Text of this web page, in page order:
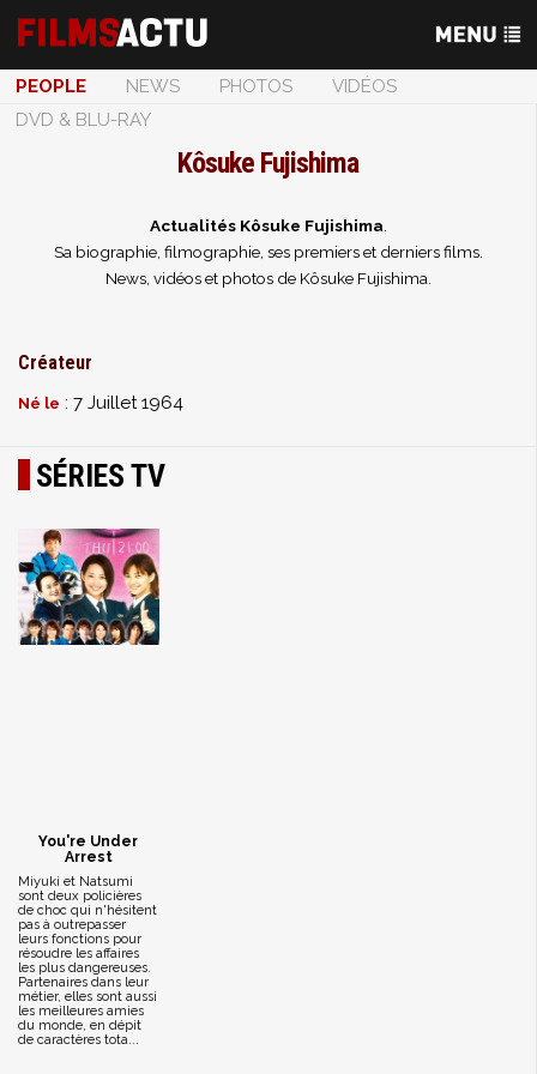
PEOPLE NEWS PHOTOS
VIDÉOS
DVD & BLU-RAY
Kôsuke Fujishima
Actualités Kôsuke Fujishima
Sa biographie, filmographie, ses premiers et derniers films.
News, vidéos et photos de Kôsuke Fujishima.
Créateur
Né le : 7 Juillet 1964
SÉRIES TV
You're Under
Arrest
Miyuki et Natsumi
sont deux policières
de choc qui n'hésitent
pas à outrepasser
leurs fonctions pour
résoudre les affaires
les plus dangereuses.
Partenaires dans leur
métier, elles sont aussi
les meilleures amies
du monde, en dépit
de caractères tota...